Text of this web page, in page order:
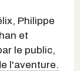
Philippe
et
le public,
l'aventure.